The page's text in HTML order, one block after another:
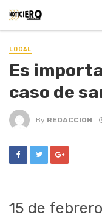
LOCAL
Es
caso de
By REDACCION
15 de